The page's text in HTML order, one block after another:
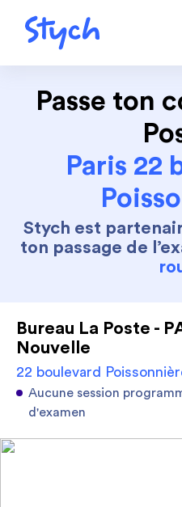
Passe ton
Paris 22
Stych est
ton passage de
Bureau La Poste -
Nouvelle
22 boulevard
Aucune session
d'examen